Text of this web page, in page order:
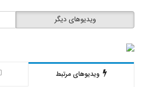
ویدیوهای دیگر
ویدیوهای مرتبط